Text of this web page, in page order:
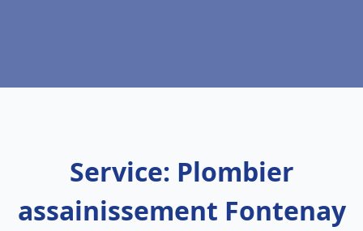
Service: Plombier
assainissement Fontenay